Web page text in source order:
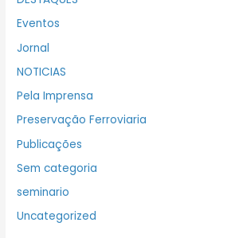
Eventos
Jornal
NOTICIAS
Pela Imprensa
Preservação Ferroviaria
Publicações
Sem categoria
seminario
Uncategorized